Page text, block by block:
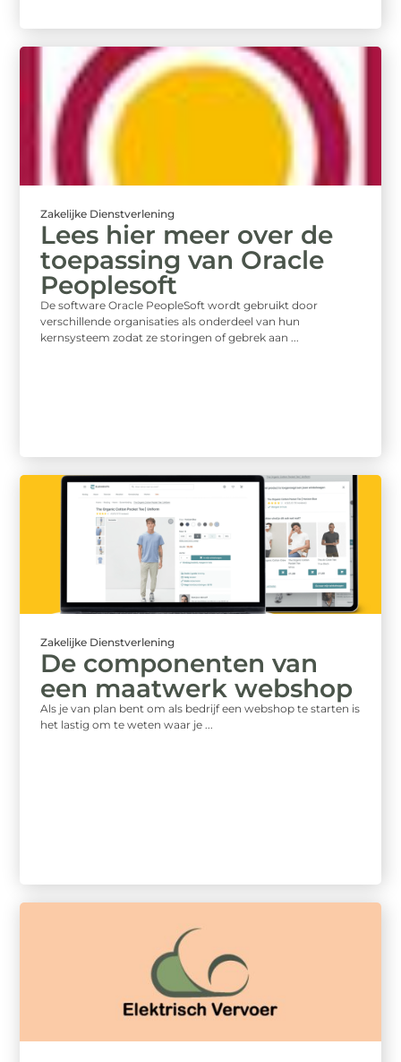
Zakelijke Dienstverlening
Lees hier meer over de
toepassing van Oracle
Peoplesoft
De software Oracle PeopleSoft wordt gebruikt door
verschillende organisaties als onderdeel van hun
kernsysteem zodat ze storingen of gebrek aan ...
Zakelijke Dienstverlening
De componenten van
een maatwerk webshop
Als je van plan bent om als bedrijf een webshop te starten is
het lastig om te weten waar je ...